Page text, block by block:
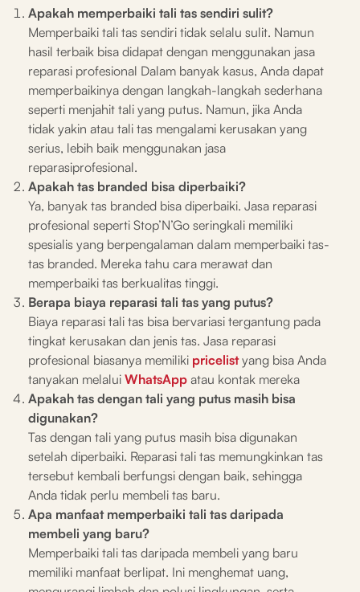
Apakah memperbaiki tali tas sendiri sulit?
Memperbaiki tali tas sendiri tidak selalu sulit. Namun
hasil terbaik bisa didapat dengan menggunakan jasa
reparasi profesional Dalam banyak kasus, Anda dapat
memperbaikinya dengan langkah-langkah sederhana
seperti menjahit tali yang putus. Namun, jika Anda
tidak yakin atau tali tas mengalami kerusakan yang
serius, lebih baik menggunakan jasa
reparasiprofesional.
Apakah tas branded bisa diperbaiki?
Ya, banyak tas branded bisa diperbaiki. Jasa reparasi
profesional seperti Stop’N’Go seringkali memiliki
spesialis yang berpengalaman dalam memperbaiki tas-
tas branded. Mereka tahu cara merawat dan
memperbaiki tas berkualitas tinggi.
Berapa biaya reparasi tali tas yang putus?
Biaya reparasi tali tas bisa bervariasi tergantung pada
tingkat kerusakan dan jenis tas. Jasa reparasi
profesional biasanya memiliki pricelistyang bisa Anda
tanyakan melalui WhatsApp atau kontak mereka
Apakah tas dengan tali yang putus masih bisa
digunakan?
Tas dengan tali yang putus masih bisa digunakan
setelah diperbaiki. Reparasi tali tas memungkinkan tas
tersebut kembali berfungsi dengan baik, sehingga
Anda tidak perlu membeli tas baru.
Apa manfaat memperbaiki tali tas daripada
membeli yang baru?
Memperbaiki tali tas daripada membeli yang baru
memiliki manfaat berlipat. Ini menghemat uang,